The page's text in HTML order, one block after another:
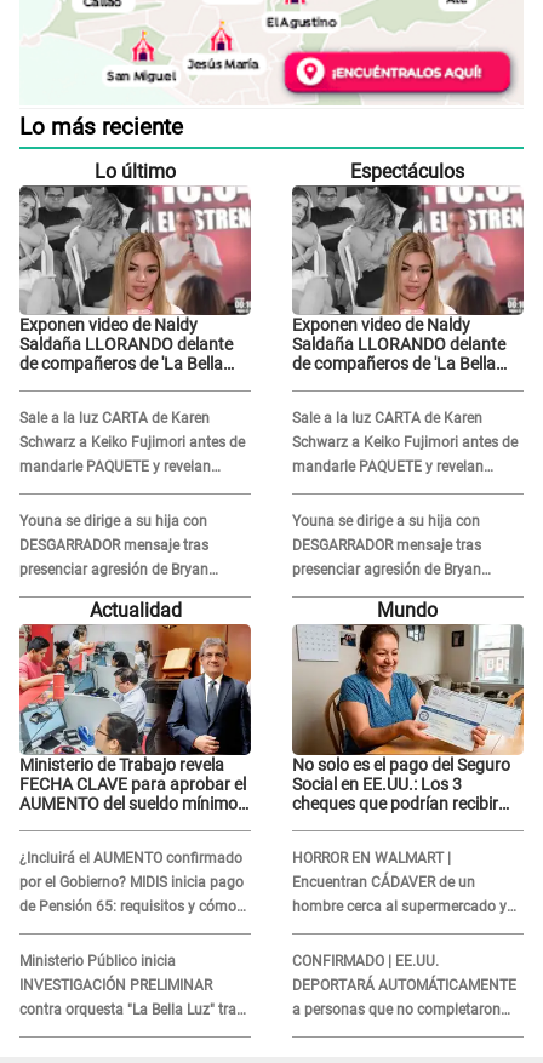
Lo más reciente
Lo último
Exponen video de Naldy
Saldaña LLORANDO delante
de compañeros de 'La Bella
Sale a la luz CARTA de Karen
Schwarz a Keiko Fujimori antes de
mandarle PAQUETE y revelan
intermediario: "En el cargo..."
Youna se dirige a su hija con
DESGARRADOR mensaje tras
presenciar agresión de Bryan
Torres a Samahara Lobatón:
"Perdóname mi amor"
Espectáculos
Exponen video de Naldy
Saldaña LLORANDO delante
de compañeros de 'La Bella
Sale a la luz CARTA de Karen
Schwarz a Keiko Fujimori antes de
mandarle PAQUETE y revelan
intermediario: "En el cargo..."
Youna se dirige a su hija con
DESGARRADOR mensaje tras
presenciar agresión de Bryan
Torres a Samahara Lobatón:
"Perdóname mi amor"
Actualidad
Ministerio de Trabajo revela
FECHA CLAVE para aprobar el
AUMENTO del sueldo mínimo:
¿Incluirá el AUMENTO confirmado
por el Gobierno? MIDIS inicia pago
de Pensión 65: requisitos y cómo
obtener el beneficio economico
Ministerio Público inicia
INVESTIGACIÓN PRELIMINAR
contra orquesta "La Bella Luz" tras
DENUNCIA de Naldy Saldaña
Mundo
No solo es el pago del Seguro
Social en EE.UU.: Los 3
cheques que podrían recibir
HORROR EN WALMART |
Encuentran CÁDAVER de un
hombre cerca al supermercado y
esto reveló la autopsia que le
realizaron
CONFIRMADO | EE.UU.
DEPORTARÁ AUTOMÁTICAMENTE
a personas que no completaron
este formulario clave